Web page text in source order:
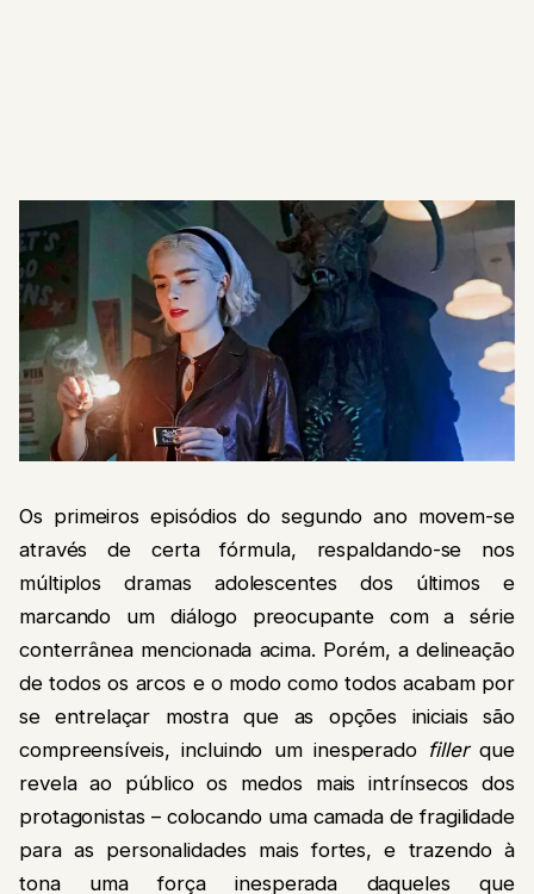
Os primeiros episódios do segundo ano movem-se
através de certa fórmula, respaldando-se nos
múltiplos dramas adolescentes dos últimos e
marcando um diálogo preocupante com a série
conterrânea mencionada acima. Porém, a delineação
de todos os arcos e o modo como todos acabam por
se entrelaçar mostra que as opções iniciais são
compreensíveis, incluindo um inesperado fillerque
revela ao público os medos mais intrínsecos dos
protagonistas – colocando uma camada de fragilidade
para as personalidades mais fortes, e trazendo à
tona uma força inesperada daqueles que